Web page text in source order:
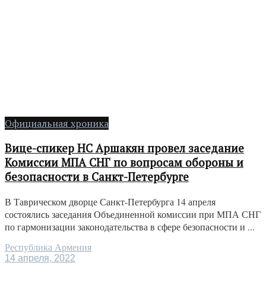
Официальная хроника
Вице-спикер НС Аршакян провел заседание
Комиссии МПА СНГ по вопросам обороны и
безопасности в Санкт-Петербурге
В Таврическом дворце Санкт-Петербурга 14 апреля
состоялись заседания Объединенной комиссии при МПА СНГ
по гармонизации законодательства в сфере безопасности и ...
Республика Армения
14 апреля, 2022